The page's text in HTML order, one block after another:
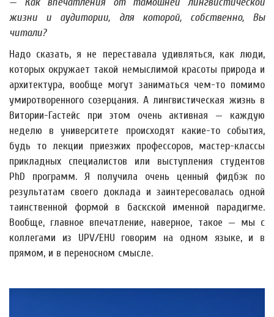
жизни и аудитории, для которой, собственно, Вы
читали?
Надо сказать, я не переставала удивляться, как люди,
которых окружает такой немыслимой красоты природа и
архитектура, вообще могут заниматься чем-то помимо
умиротворенного созерцания. А лингвистическая жизнь в
Витории-Гастейс при этом очень активная — каждую
неделю в университете происходят какие-то события,
будь то лекции приезжих профессоров, мастер-классы
прикладных специалистов или выступления студентов
PhD программ. Я получила очень ценный фидбэк по
результатам своего доклада и заинтересовалась одной
таинственной формой в баскской именной парадигме.
Вообще, главное впечатление, наверное, такое — мы с
коллегами из UPV/EHU говорим на одном языке, и в
прямом, и в переносном смысле.